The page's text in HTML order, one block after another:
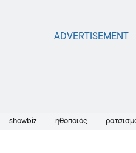
showbiz ηθοποιός